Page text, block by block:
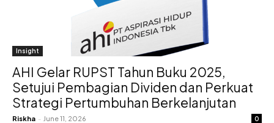
Insight
AHI Gelar RUPST Tahun Buku 2025,
Setujui Pembagian Dividen dan Perkuat
Strategi Pertumbuhan Berkelanjutan
Riskha - June 11, 2026 0